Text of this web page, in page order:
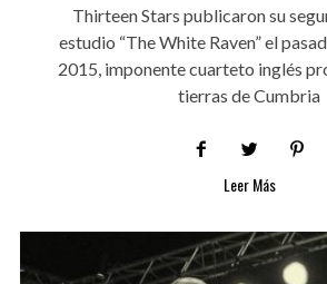
Thirteen Stars publicaron su
estudio “The White Raven” el
2015, imponente cuarteto inglés
tierras de Cumbria
Leer Más